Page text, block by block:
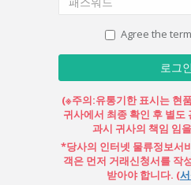
Agree the
로그인
(※주의:유통기한 표시는 현
귀사에서 최종 확인 후 별도
과시 귀사의 책임 임
*당사의 인터넷 물류정보서
객은 먼저 거래신청서를 작
받아야 합니다. (